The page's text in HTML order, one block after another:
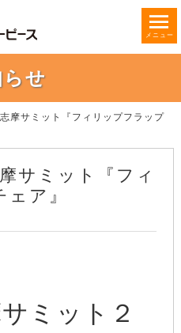
メニュー
らせ
志摩サミット『フィリップフラップ
サミット『フィ
ア』
ミット２